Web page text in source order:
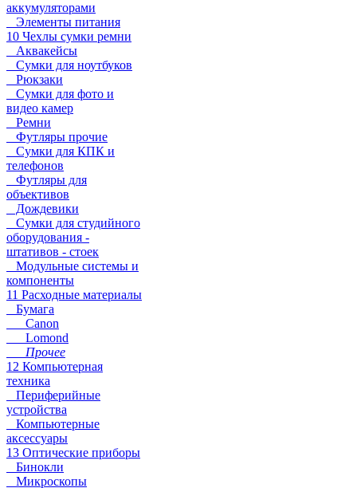
аккумуляторами
Элементы питания
10 Чехлы сумки ремни
Аквакейсы
Сумки для ноутбуков
Рюкзаки
Сумки для фото и
видео камер
Ремни
Футляры прочие
Сумки для КПК и
телефонов
Футляры для
объективов
Дождевики
Сумки для студийного
оборудования -
штативов - стоек
Модульные системы и
компоненты
11 Расходные материалы
Бумага
Canon
Lomond
Прочее
12 Компьютерная
техника
Периферийные
устройства
Компьютерные
аксессуары
13 Оптические приборы
Бинокли
Микроскопы